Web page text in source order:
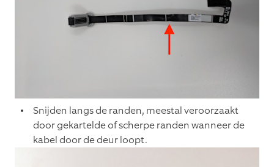
Snijden langs de randen, meestal veroorzaakt
door gekartelde of scherpe randen wanneer de
kabel door de deur loopt.